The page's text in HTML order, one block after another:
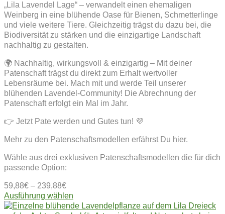
„Lila Lavendel Lage“ – verwandelt einen ehemaligen
Weinberg in eine blühende Oase für Bienen, Schmetterlinge
und viele weitere Tiere. Gleichzeitig trägst du dazu bei, die
Biodiversität zu stärken und die einzigartige Landschaft
nachhaltig zu gestalten.
🌍 Nachhaltig, wirkungsvoll & einzigartig – Mit deiner
Patenschaft trägst du direkt zum Erhalt wertvoller
Lebensräume bei. Mach mit und werde Teil unserer
blühenden Lavendel-Community! Die Abrechnung der
Patenschaft erfolgt ein Mal im Jahr.
👉 Jetzt Pate werden und Gutes tun! 💜
Mehr zu den Patenschaftsmodellen erfährst Du hier.
Wähle aus drei exklusiven Patenschaftsmodellen die für dich
passende Option:
59,88€ – 239,88€
Ausführung wählen
Produkt